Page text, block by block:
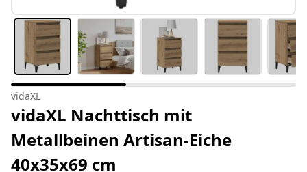
vidaXL
vidaXL Nachttisch mit
Metallbeinen Artisan-Eiche
40x35x69 cm